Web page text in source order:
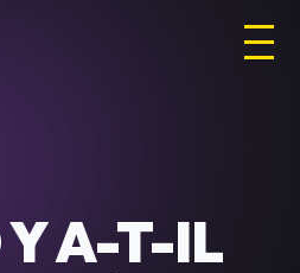
A-T-IL